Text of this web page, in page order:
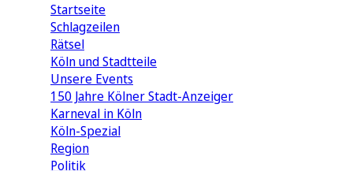
Startseite
Schlagzeilen
Rätsel
Köln und Stadtteile
Unsere Events
150 Jahre Kölner Stadt-Anzeiger
Karneval in Köln
Köln-Spezial
Region
Politik